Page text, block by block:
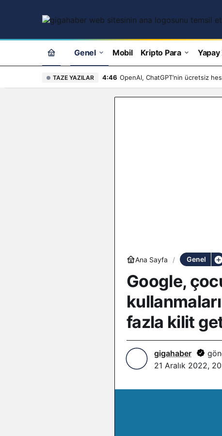
Genel Mobil Kripto Para
TAZE YAZILAR 4:46 OpenAI, ChatGPT’nin ücretsiz
Ana Sayfa Genel
Google,
fazla kilit
gigahaber
21 Aralık 2022,